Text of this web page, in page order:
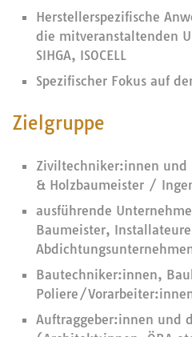
Herstellerspezifische
die mitveranstaltenden
SIHGA, ISOCELL
Spezifischer Fokus auf
Zielgruppe
Ziviltechniker:innen
& Holzbaumeister /
ausführende
Baumeister,
Bautechniker:innen,
Poliere/
Auftraggeber:innen und